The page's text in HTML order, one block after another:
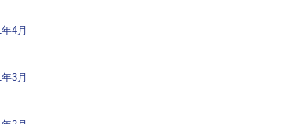
4月
3月